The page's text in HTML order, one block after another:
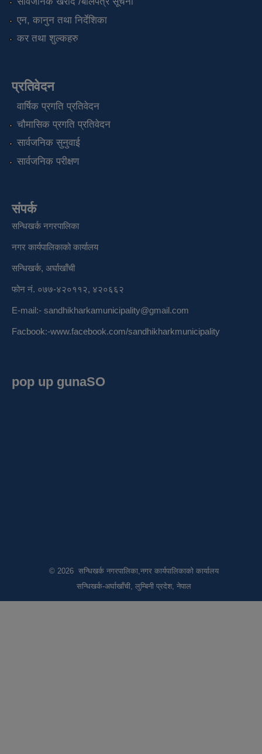
एन, कानुन तथा निर्देशिका
कर तथा शुल्कहरु
प्रतिवेदन
वार्षिक प्रगति प्रतिवेदन
चौमासिक प्रगति प्रतिवेदन
सार्वजनिक सुनुवाई
सार्वजनिक परीक्षण
संपर्क
सन्धिखर्क नगरपालिका
नगर कार्यपालिकाको कार्यालय
सन्धिखर्क, अर्घाखाँची
फोन नं. ०७७-४२०११२, ४२०६६२
E-mail:- sandhikharkamunicipality@gmail.com
Facbook:-www.facebook.com/sandhikharkmunicipality
pop up gunaSO
© 2026 सन्धिखर्क नगरपालिका,नगर कार्यपालिकाको कार्यालय
सन्धिखर्क-अर्घाखाँची, लुम्बिनी प्रदेश, नेपाल